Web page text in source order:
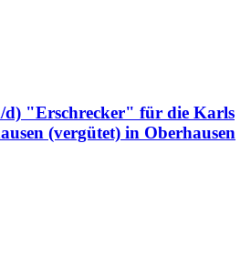
d) "Erschrecker" für die Karls
(vergütet) in Oberhausen